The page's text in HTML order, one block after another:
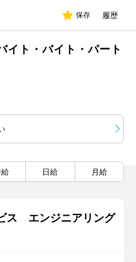
保存 履歴
イト・バイト・パート
日給 月給
ス エンジニアリング